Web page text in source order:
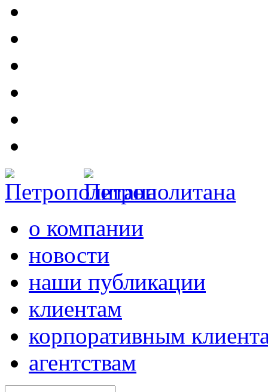
о компании
новости
наши публикации
клиентам
корпоративным
агентствам